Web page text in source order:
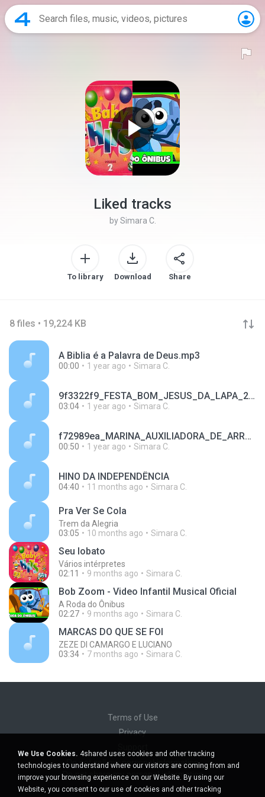
Liked tracks
by Simara C.
To library Download Share
8 files • 19,224 KB
A Biblia é a Palavra de Deus.mp3
00:00 1 year ago Simara C.
9f3322f9_FESTA_BOM_JESUS_DA_LAPA_2024_PATROCINADORES.mp3
03:04 1 year ago Simara C.
f72989ea_MARINA_AUXILIADORA_DE_ARRUDA_MAGALHÃES.mp3
00:50 1 year ago Simara C.
HINO DA INDEPENDÊNCIA
04:40 11 months ago Simara C.
Pra Ver Se Cola
Trem da Alegria
03:05
10 months ago Simara C.
Seu lobato
Vários intérpretes
02:11
9 months ago Simara C.
Bob Zoom - Video Infantil Musical Oficial
A Roda do Ônibus
02:27
9 months ago Simara C.
MARCAS DO QUE SE FOI
ZEZE DI CAMARGO E LUCIANO
03:34
7 months ago Simara C.
Terms of Use
Privacy
Do not sell my personal information
Do not share my personal information
We Use Cookies. 4shared uses cookies and other tracking
technologies to understand where our visitors are coming from and
improve your browsing experience on our Website. By using our
Website, you consent to our use of cookies and other tracking